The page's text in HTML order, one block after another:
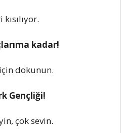
kadar!
dokunun.
Gеnçliği!
çok sеvin.